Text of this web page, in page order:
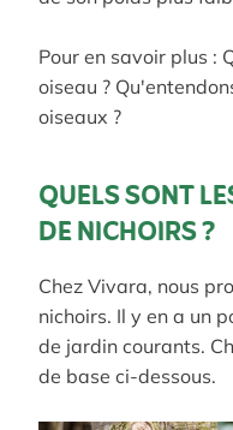
Pour en savoir plus :
oiseau ?
oiseaux ?
QUELS SONT
DE NICHOIRS ?
Chez Vivara, nous
nichoirs. Il y en a un
de jardin courants.
de base ci-dessous.